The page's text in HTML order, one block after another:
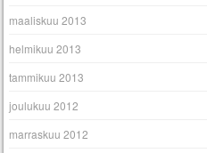
maaliskuu 2013
helmikuu 2013
tammikuu 2013
joulukuu 2012
marraskuu 2012